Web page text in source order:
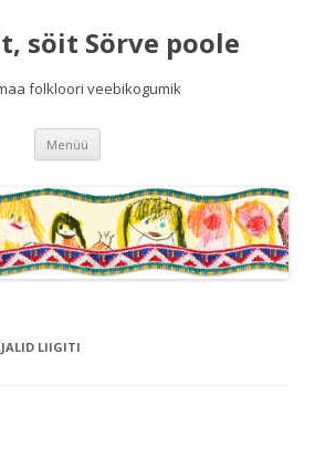
söit Sörve poole
folkloori veebikogumik
Menüü
LIIGITI